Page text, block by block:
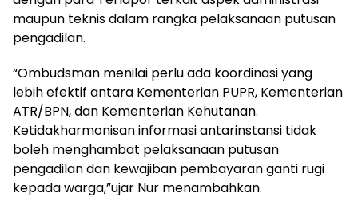
maupun teknis dalam rangka pelaksanaan putusan
pengadilan.
“Ombudsman menilai perlu ada koordinasi yang
lebih efektif antara Kementerian PUPR, Kementerian
ATR/BPN, dan Kementerian Kehutanan.
Ketidakharmonisan informasi antarinstansi tidak
boleh menghambat pelaksanaan putusan
pengadilan dan kewajiban pembayaran ganti rugi
kepada warga,”ujar Nur menambahkan.